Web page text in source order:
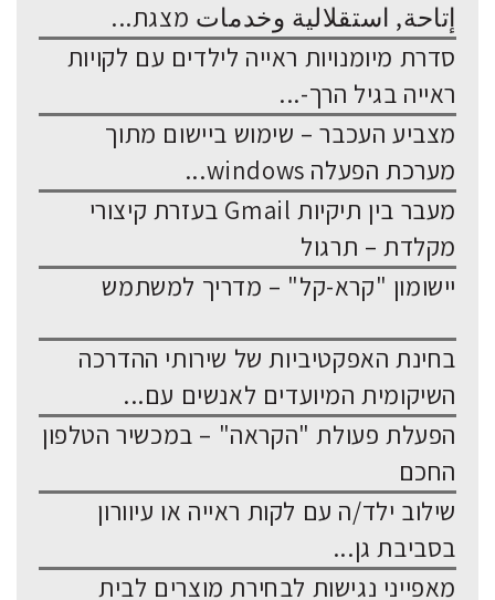
إتاحة, استقلالية وخدمات מצגת...
סדרת מיומנויות ראייה לילדים עם לקויות
ראייה בגיל הרך-...
מצביע העכבר – שימוש ביישום מתוך
מערכת הפעלה windows...
מעבר בין תיקיות Gmail בעזרת קיצורי
מקלדת – תרגול
יישומון "קרא-קל" – מדריך למשתמש
בחינת האפקטיביות של שירותי ההדרכה
השיקומית המיועדים לאנשים עם...
הפעלת פעולת "הקראה" – במכשיר הטלפון
החכם
שילוב ילד/ה עם לקות ראייה או עיוורון
בסביבת גן...
מאפייני נגישות לבחירת מוצרים לבית